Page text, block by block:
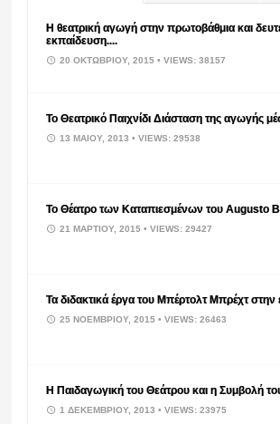
Η θεατρική αγωγή στην πρωτοβάθμια και
εκπαίδευση....
20 ΟΚΤΩΒΡΊΟΥ, 2015• VIEWS: 38157
Το Θεατρικό Παιχνίδι Διάσταση της αγωγής
13 ΜΑΪ́ΟΥ, 2013• VIEWS: 29538
Το Θέατρο των Καταπιεσμένων του Augusto
21 ΜΑΡΤΊΟΥ, 2015• VIEWS: 29427
Τα διδακτικά έργα του Μπέρτολτ Μπρέχτ
25 ΝΟΕΜΒΡΊΟΥ, 2015• VIEWS: 26463
Η Παιδαγωγική του Θεάτρου και η Συμβολή
1 ΔΕΚΕΜΒΡΊΟΥ, 2013• VIEWS: 23975